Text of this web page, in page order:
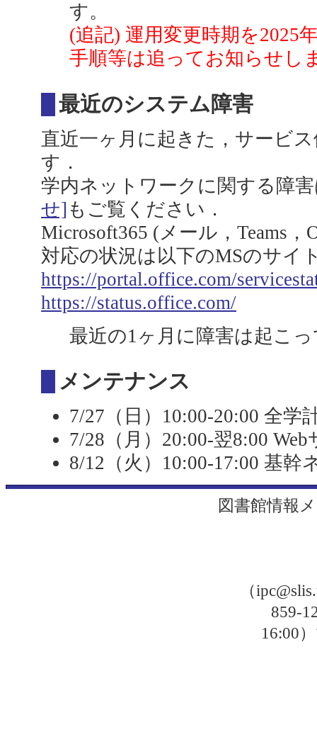
す。
(追記) 運用変更時期を2025
手順等は追ってお知らせし
最近のシステム障害
直近一ヶ月に起きた，サービ
す．
学内ネットワークに関する障
せ] もご覧ください．
Microsoft365 (メール，Teams
対応の状況は以下のMSのサイ
https://portal.office.com/
https://status.office.com/
最近の1ヶ月に障害は起こ
メンテナンス
7/27（日）10:00-20:00 全学
7/28（月）20:00-翌8:00
8/12（火）10:00-17:00 基
図書館情報
（
859-
16:00